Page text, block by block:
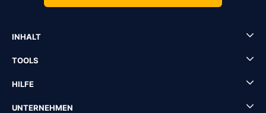
INHALT
TOOLS
HILFE
UNTERNEHMEN